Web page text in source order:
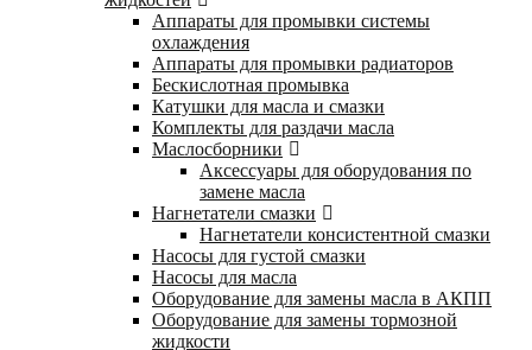
Аппараты для промывки системы
охлаждения
Аппараты для промывки радиаторов
Бескислотная промывка
Катушки для масла и смазки
Комплекты для раздачи масла
Маслосборники
Аксессуары для оборудования по
замене масла
Нагнетатели смазки
Нагнетатели консистентной смазки
Насосы для густой смазки
Насосы для масла
Оборудование для замены масла в АКПП
Оборудование для замены тормозной
жидкости